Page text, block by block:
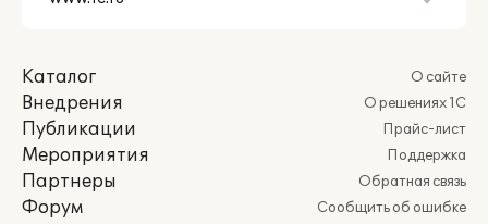
Каталог
Внедрения
Публикации
Мероприятия
Партнеры
Форум
О сайте
О решениях 1С
Прайс-лист
Поддержка
Обратная связь
Сообщить об ошибке